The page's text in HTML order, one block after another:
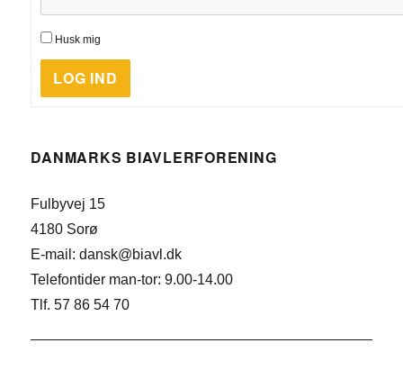
Husk mig
LOG IND
DANMARKS BIAVLERFORENING
Fulbyvej 15
4180 Sorø
E-mail: dansk@biavl.dk
Telefontider man-tor: 9.00-14.00
Tlf. 57 86 54 70